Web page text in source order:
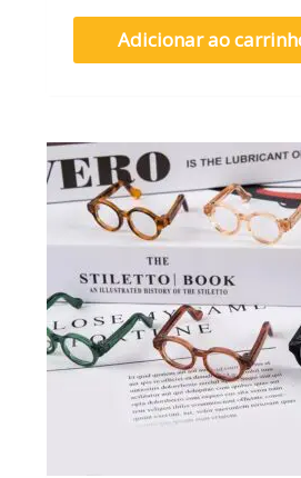
Adicionar ao
O
preço
original
era:
R$ 20,00.
O
é: